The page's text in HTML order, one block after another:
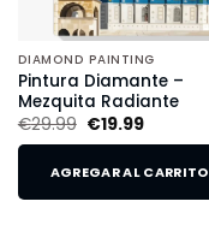
DIAMOND PAINTING
Pintura Diamante –
Mezquita Radiante
€29.99 €19.99
AGREGAR AL CARRITO